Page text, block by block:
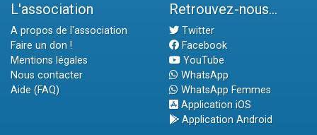
L'association
A propos de l'association
Faire un don !
Mentions légales
Nous contacter
Aide (FAQ)
Retrouvez-nous...
Twitter
Facebook
YouTube
WhatsApp
WhatsApp Femmes
Application iOS
Application Android